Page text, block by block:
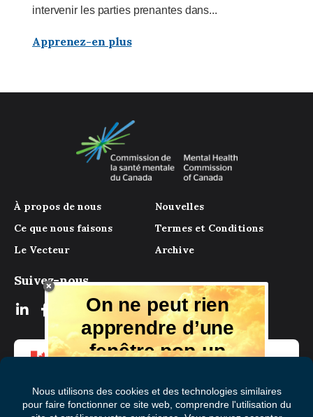
intervenir les parties prenantes dans...
Apprenez-en plus
À propos de nous
Ce que nous faisons
Le Vecteur
Nouvelles
Termes et Conditions
Archive
Suivez-nous
On ne peut rien
apprendre d’une
fenêtre pop-up
et de ceux qui ont vécu l'expérience.
Recevez chaque mois des conseils et